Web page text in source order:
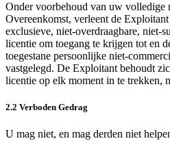
Onder voorbehoud van uw volledige
Overeenkomst, verleent de
exclusieve, niet-overdraagbare, niet-
licentie om toegang te krijgen tot en
toegestane persoonlijke niet-
vastgelegd. De Exploitant behoudt
licentie op elk moment in te trekken,
2.2 Verboden Gedrag
U mag niet, en mag derden niet